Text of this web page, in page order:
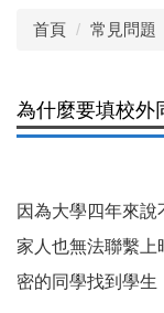
首頁 常見問題
為什麼要填校外
因為大學四年來
家人也無法聯繫上
密的同學找到學生